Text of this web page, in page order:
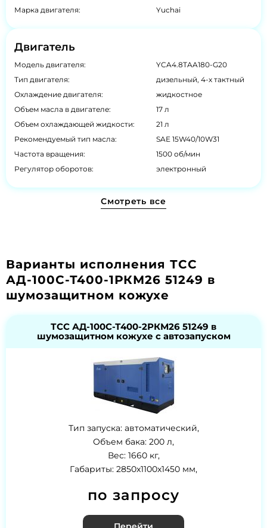
Марка двигателя:
Yuchai
Двигатель
Модель двигателя:
YCA4.8TAA180-G20
Тип двигателя:
дизельный, 4-х тактный
Охлаждение двигателя:
жидкостное
Объем масла в двигателе:
17 л
Объем охлаждающей жидкости:
21 л
Рекомендуемый тип масла:
SAE 15W40/10W31
Частота вращения:
1500 об/мин
Регулятор оборотов:
электронный
Смотреть все
Варианты исполнения ТСС
АД-100С-Т400-1РКМ26 51249 в
шумозащитном кожухе
ТСС АД-100С-Т400-2РКМ26 51249 в
шумозащитном кожухе с автозапуском
Тип запуска: автоматический,
Объем бака: 200 л,
Вес: 1660 кг,
Габариты: 2850x1100x1450 мм,
по запросу